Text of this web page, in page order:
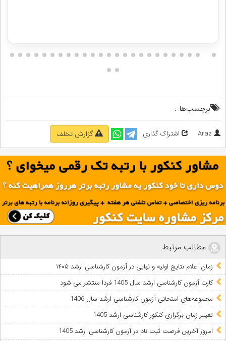
برچسب‌ها :
Araz اشتراک گذاری : گزارش تخلف
مطالب مرتبط
زمان اعلام نتایج اولیه و نهایی در آزمون کارشناسی ارشد ۱۴۰۵
کارت آزمون کارشناسی ارشد سال 1405 فردا منتشر می شود
مجموعه‌های امتحانی آزمون کارشناسی ‌ارشد سال 1406
تغییر زمان برگزاری کنکور کارشناسی ارشد 1405
امروز آخرین فرصت ثبت نام در آزمون کارشناسی ارشد 1405